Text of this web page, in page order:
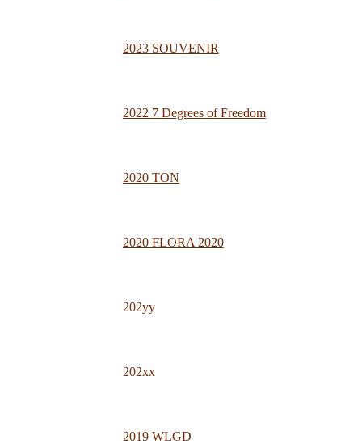
2023 SOUVENIR
2022 7 Degrees of Freedom
2020 TON
2020 FLORA 2020
202yy
202xx
2019 WLGD